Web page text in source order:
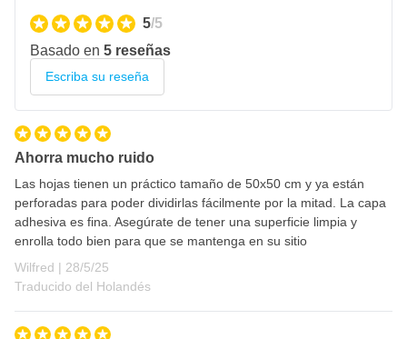
5/5
Basado en 5 reseñas
Escriba su reseña
Ahorra mucho ruido
Las hojas tienen un práctico tamaño de 50x50 cm y ya están
perforadas para poder dividirlas fácilmente por la mitad. La capa
adhesiva es fina. Asegúrate de tener una superficie limpia y
enrolla todo bien para que se mantenga en su sitio
Wilfred | 28 de mayo de 2025
28/5/25
Traducido del Holandés